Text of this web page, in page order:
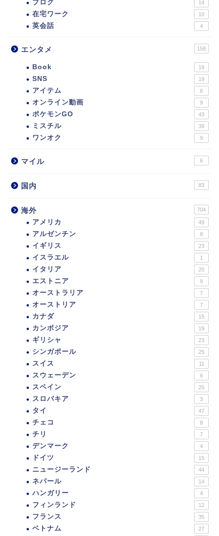
ブログ 14
在宅ワーク 10
英会話 4
エンタメ 158
Book 18
SNS 19
アイテム 6
オンライン動画 9
ポケモンGO 43
ミスチル 39
ワンオク 9
マイル 6
国内 83
海外 704
アメリカ 49
アルゼンチン 8
イギリス 23
イスラエル 1
イタリア 20
エストニア 9
オーストラリア 7
オーストリア 7
カナダ 15
カンボジア 19
ギリシャ 23
シンガポール 25
スイス 11
スウェーデン 6
スペイン 25
スロバキア 3
タイ 47
チェコ 8
チリ 7
デンマーク 4
ドイツ 15
ニュージーランド 44
ネパール 14
ハンガリー 4
フィンランド 12
フランス 35
ベトナム 27